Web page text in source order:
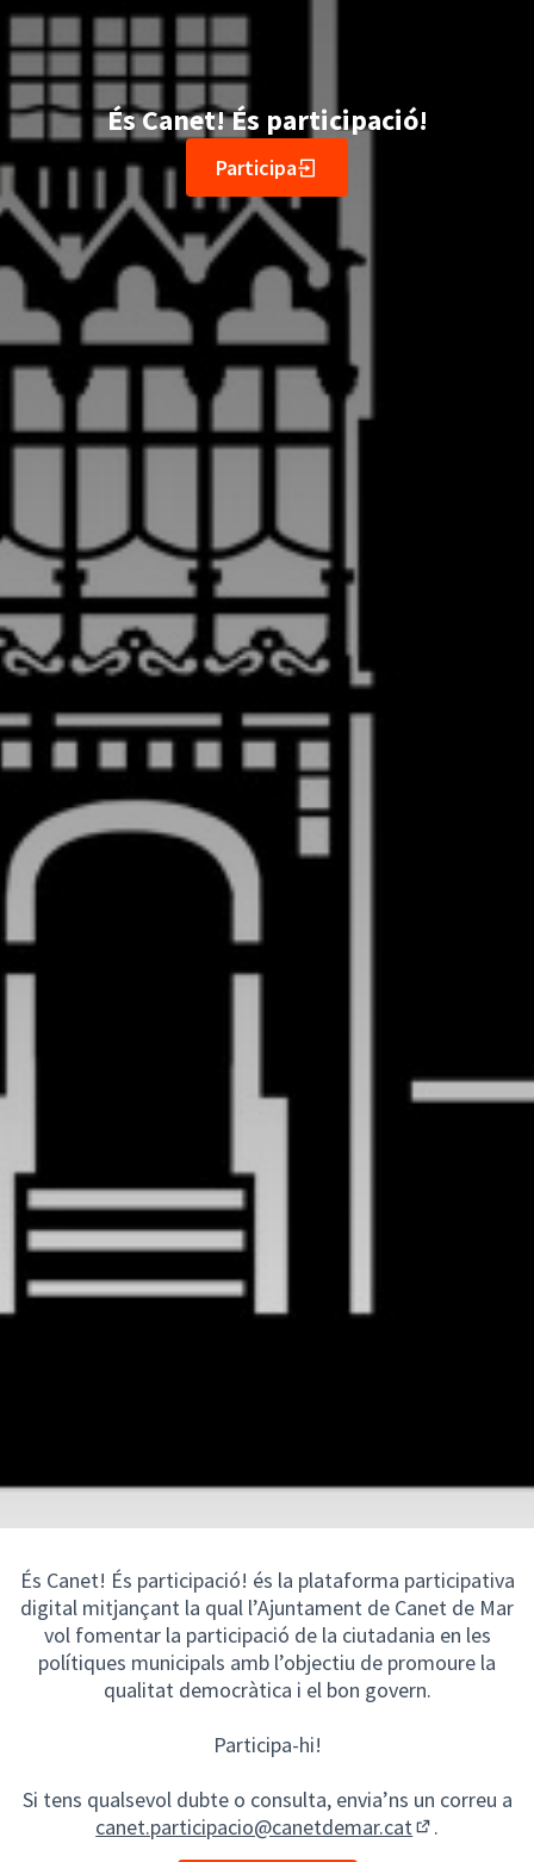
És Canet! És participació!
Participa
És Canet! És participació! és la plataforma participativa
digital mitjançant la qual l’Ajuntament de Canet de Mar
vol fomentar la participació de la ciutadania en les
polítiques municipals amb l’objectiu de promoure la
qualitat democràtica i el bon govern.
Participa-hi!
Si tens qualsevol dubte o consulta, envia’ns un correu a
canet.participacio@canetdemar.cat
.